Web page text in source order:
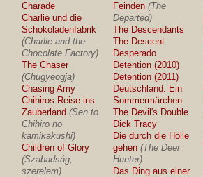
Charade
Charlie und die
Schokoladenfabrik
(Charlie and the
Chocolate Factory)
The Chaser
(Chugyeogja)
Chasing Amy
Chihiros Reise ins
Zauberland (Sen to
Chihiro no
kamikakushi)
Children of Glory
(Szabadság,
szerelem)
Feinden (The
Departed)
The Descendants
The Descent
Desperado
Detention (2010)
Detention (2011)
Deutschland. Ein
Sommermärchen
The Devil's Double
Dick Tracy
Die durch die Hölle
gehen (The Deer
Hunter)
Das Ding aus einer